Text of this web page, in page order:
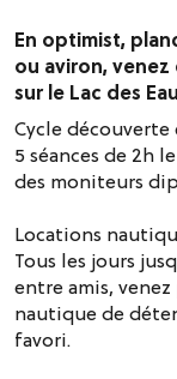
En optimist,
ou aviron,
sur le Lac des
Cycle
5 séances de 2h
des moniteurs
Locations
Tous les jours
entre amis,
nautique de
favori.